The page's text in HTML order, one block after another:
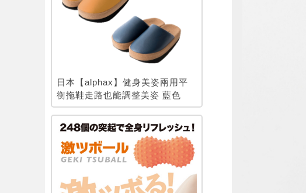
日本【alphax】健身美姿兩用平
衡拖鞋走路也能調整美姿 藍色